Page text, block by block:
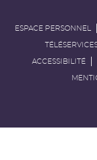
ESPACE PERSONNEL
ACCESSIBILITÉ